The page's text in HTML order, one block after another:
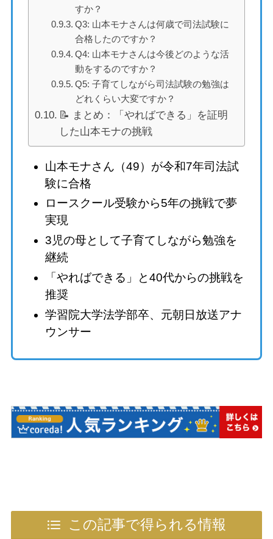
すか？
Q3: 山本モナさんは何歳で司法試験に
合格したのですか？
Q4: 山本モナさんは今後どのような活
動をするのですか？
Q5: 子育てしながら司法試験の勉強は
どれくらい大変ですか？
📝 まとめ：「やればできる」を証明
した山本モナの挑戦
山本モナさん（49）が令和7年司法試
験に合格
ロースクール受験から5年の挑戦で夢
実現
3児の母として子育てしながら勉強を
継続
「やればできる」と40代からの挑戦を
推奨
学習院大学法学部卒、元朝日放送アナ
ウンサー
この記事で得られる情報